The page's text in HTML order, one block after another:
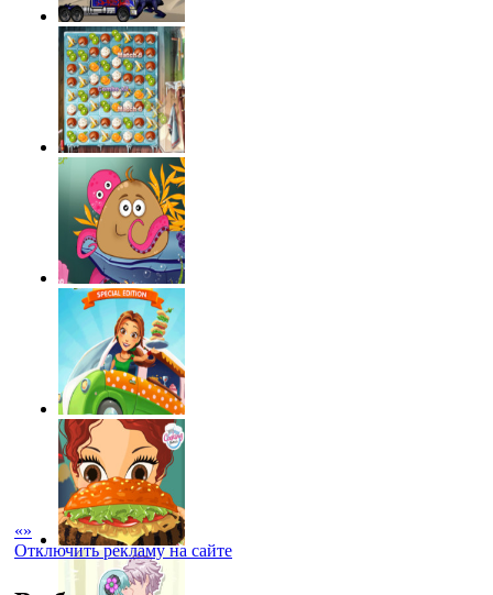
«»
Отключить рекламу на сайте